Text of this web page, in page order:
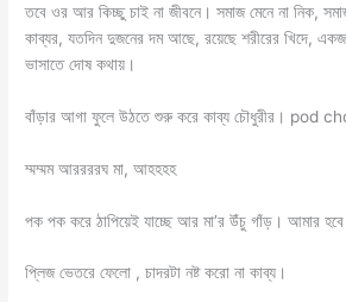
তবে ওর আর কিচ্ছু চাই না জীবনে। সমাজ মেনে না নিক,
কাব্যর, যতদিন দুজনের দম আছে, রয়েছে শরীরের খিদে,
ভাসাতে দোষ কথায়।
বাঁড়ার আগা ফুলে উঠতে শুরু করে কাব্য চৌধুরীর। pod
ম্মম্মম আররররঘ মা, আহহহহ
পক পক করে ঠাপিয়েই যাচ্ছে আর মা’র উঁচু গাঁড়। আমার
প্লিজ ভেতরে ফেলো , চাদরটা নষ্ট করো না কাব্য।